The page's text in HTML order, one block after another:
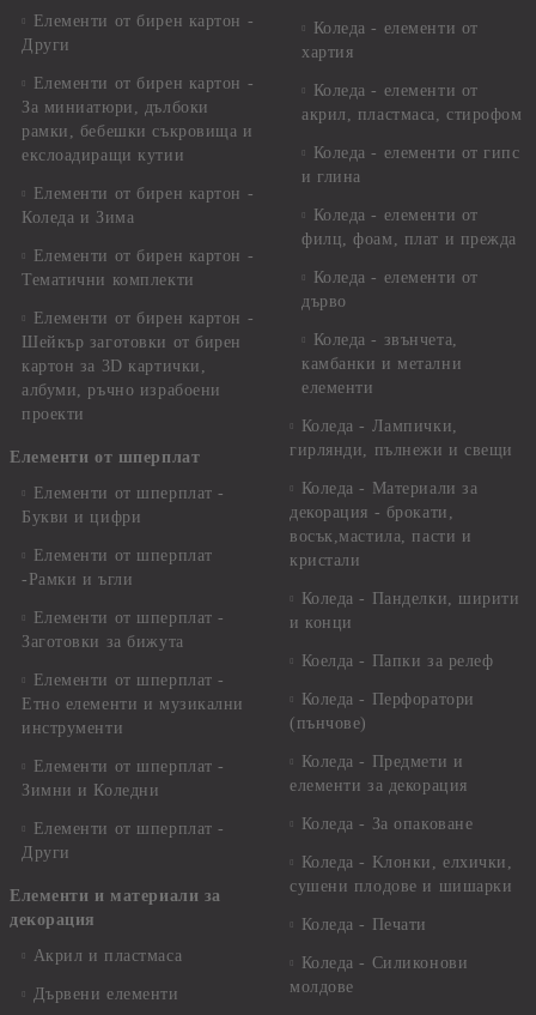
Елементи от бирен картон -
Други
Елементи от бирен картон -
За миниатюри, дълбоки
рамки, бебешки съкровища и
екслоадиращи кутии
Елементи от бирен картон -
Коледа и Зима
Елементи от бирен картон -
Тематични комплекти
Елементи от бирен картон -
Шейкър заготовки от бирен
картон за 3D картички,
албуми, ръчно израбоени
проекти
Елементи от шперплат
Елементи от шперплат -
Букви и цифри
Елементи от шперплат
-Рамки и ъгли
Елементи от шперплат -
Заготовки за бижута
Елементи от шперплат -
Етно елементи и музикални
инструменти
Елементи от шперплат -
Зимни и Коледни
Елементи от шперплат -
Други
Елементи и материали за
декорация
Акрил и пластмаса
Дървени елементи
Коледа - елементи от
хартия
Коледа - елементи от
акрил, пластмаса, стирофом
Коледа - елементи от гипс
и глина
Коледа - елементи от
филц, фоам, плат и прежда
Коледа - елементи от
дърво
Коледа - звънчета,
камбанки и метални
елементи
Коледа - Лампички,
гирлянди, пълнежи и свещи
Коледа - Материали за
декорация - брокати,
восък,мастила, пасти и
кристали
Коледа - Панделки, ширити
и конци
Коелда - Папки за релеф
Коледа - Перфоратори
(пънчове)
Коледа - Предмети и
елементи за декорация
Коледа - За опаковане
Коледа - Kлонки, елхички,
сушени плодове и шишарки
Коледа - Печати
Коледа - Силиконови
молдове